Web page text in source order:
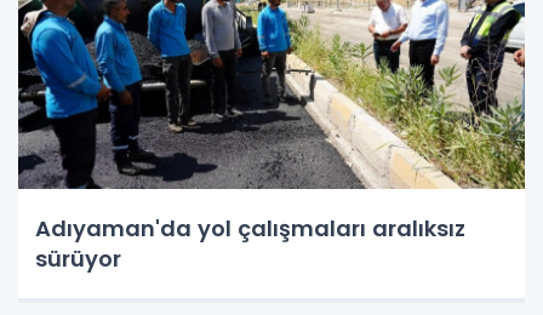
Adıyaman'da yol çalışmaları aralıksız
sürüyor